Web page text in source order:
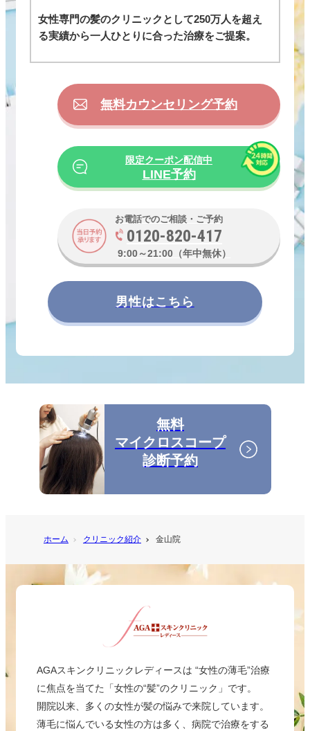
放置をすればするほど、AGAは進行していきます。
そしてAGA治療の効果が出るまでには時間がかかりま
うことです。
どんな些細なお悩みでも構いませんので、まずは無料カ
ウンセリングにお越しください。
来院していただくからこそ、全力で皆様に寄り添いま
女性専門の髪のクリニックとして250万人を超え
る実績から一人ひとりに合った治療をご提案。
無料カウンセリング予約
限定クーポン配信中
LINE予約
お電話でのご相談・ご予約
0120-820-417
9:00～21:00（年中無休）
男性はこちら
無料
マイクロスコープ
診断予約
ホーム クリニック紹介 金山院
AGAスキンクリニックレディースは “女性の薄毛”治療
に焦点を当てた「女性の“髪”のクリニック」です。
開院以来、多くの女性が髪の悩みで来院しています。
薄毛に悩んでいる女性の方は多く、病院で治療をする